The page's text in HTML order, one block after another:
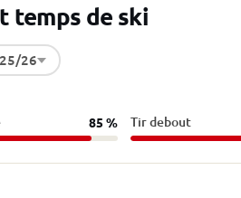
temps de ski
26
85 % Tir debout